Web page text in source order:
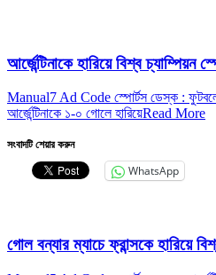
আর্জেন্টিনাকে হারিয়ে বিশ্ব চ্যাম্পিয়ন
Manual7 Ad Code স্পোর্টস ডেস্ক :
আর্জেন্টিনাকে ১-০ গোলে হারিয়েRead More
সংবাদটি শেয়ার করুন
WhatsApp
গোল বন্যার ম্যাচে ফ্রান্সকে হারিয়ে